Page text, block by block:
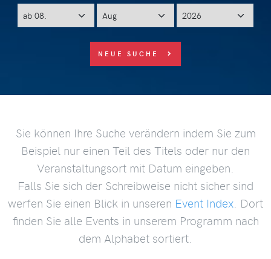
NEUE SUCHE
Sie können Ihre Suche verändern indem Sie zum
Beispiel nur einen Teil des Titels oder nur den
Veranstaltungsort mit Datum eingeben.
Falls Sie sich der Schreibweise nicht sicher sind
werfen Sie einen Blick in unseren Event Index . Dort
finden Sie alle Events in unserem Programm nach
dem Alphabet sortiert.